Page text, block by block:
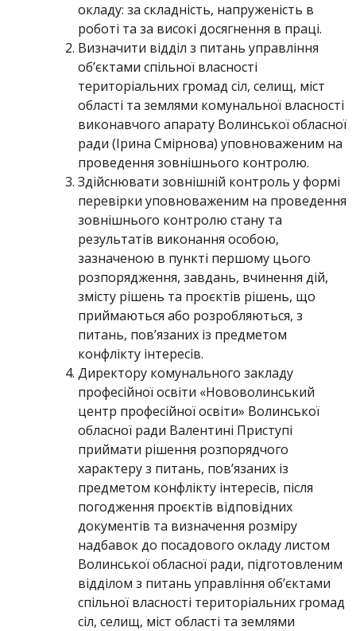
окладу: за складність, напруженість в
роботі та за високі досягнення в праці.
Визначити відділ з питань управління
об’єктами спільної власності
територіальних громад сіл, селищ, міст
області та землями комунальної власності
виконавчого апарату Волинської обласної
ради (Ірина Смірнова) уповноваженим на
проведення зовнішнього контролю.
Здійснювати зовнішній контроль у формі
перевірки уповноваженим на проведення
зовнішнього контролю стану та
результатів виконання особою,
зазначеною в пункті першому цього
розпорядження, завдань, вчинення дій,
змісту рішень та проєктів рішень, що
приймаються або розробляються, з
питань, пов’язаних із предметом
конфлікту інтересів.
Директору комунального закладу
професійної освіти «Нововолинський
центр професійної освіти» Волинської
обласної ради Валентині Приступі
приймати рішення розпорядчого
характеру з питань, пов’язаних із
предметом конфлікту інтересів, після
погодження проєктів відповідних
документів та визначення розміру
надбавок до посадового окладу листом
Волинської обласної ради, підготовленим
відділом з питань управління об’єктами
спільної власності територіальних громад
сіл, селищ, міст області та землями